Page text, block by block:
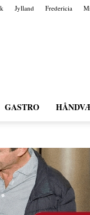
Jylland Fredericia
GASTRO